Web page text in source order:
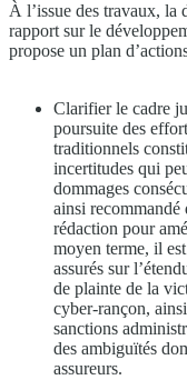
À l’issue des travaux, la
rapport sur le
propose un plan
Clarifier le cadre
poursuite des
traditionnels
incertitudes qui
dommages
ainsi recommandé
rédaction pour
moyen terme, il
assurés sur
de plainte de la
cyber-rançon,
sanctions
des ambiguïtés
assureurs.